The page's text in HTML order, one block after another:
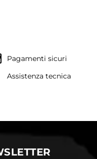
Pagamenti sicuri
Assistenza tecnica